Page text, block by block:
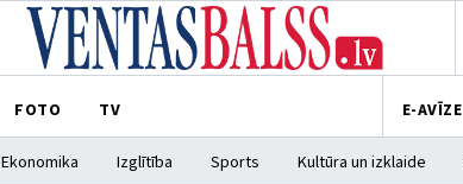
FOTO TV E-AVĪZE
Ekonomika Izglītība Sports Kultūra un izklaide